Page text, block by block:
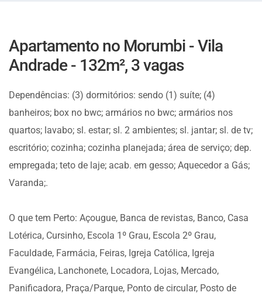
Apartamento no Morumbi - Vila
Andrade - 132m², 3 vagas
Dependências: (3) dormitórios: sendo (1) suíte; (4)
banheiros; box no bwc; armários no bwc; armários nos
quartos; lavabo; sl. estar; sl. 2 ambientes; sl. jantar; sl. de tv;
escritório; cozinha; cozinha planejada; área de serviço; dep.
empregada; teto de laje; acab. em gesso; Aquecedor a Gás;
Varanda;.
O que tem Perto: Açougue, Banca de revistas, Banco, Casa
Lotérica, Cursinho, Escola 1º Grau, Escola 2º Grau,
Faculdade, Farmácia, Feiras, Igreja Católica, Igreja
Evangélica, Lanchonete, Locadora, Lojas, Mercado,
Panificadora, Praça/Parque, Ponto de circular, Posto de